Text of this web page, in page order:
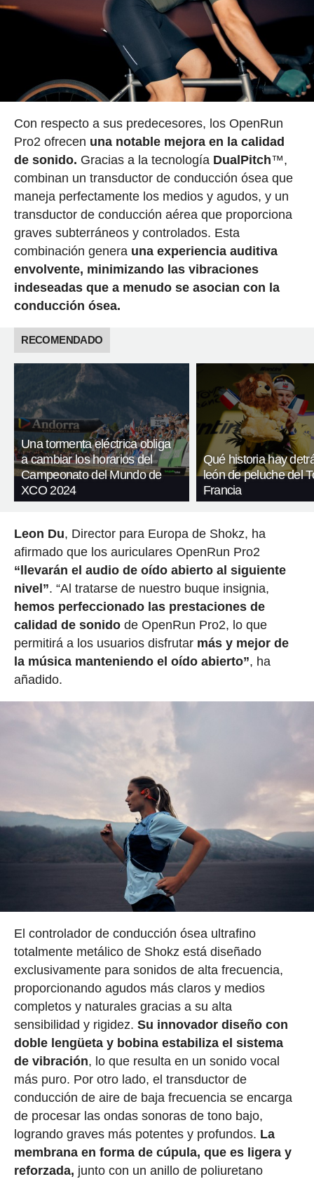
Con respecto a sus predecesores, los OpenRun
Pro2 ofrecen una notable mejora en la calidad
de sonido. Gracias a la tecnología DualPitch™,
combinan un transductor de conducción ósea que
maneja perfectamente los medios y agudos, y un
transductor de conducción aérea que proporciona
graves subterráneos y controlados. Esta
combinación genera una experiencia auditiva
envolvente, minimizando las vibraciones
indeseadas que a menudo se asocian con la
conducción ósea.
RECOMENDADO
Una tormenta eléctrica obliga
a cambiar los horarios del
Campeonato del Mundo de
XCO 2024
Qué historia hay
león de peluche del
Francia
Leon Du, Director para Europa de Shokz, ha
afirmado que los auriculares OpenRun Pro2
“llevarán el audio de oído abierto al siguiente
nivel”. “Al tratarse de nuestro buque insignia,
hemos perfeccionado las prestaciones de
calidad de sonidode OpenRun Pro2, lo que
permitirá a los usuarios disfrutar más y mejor de
la música manteniendo el oído abierto”, ha
añadido.
El controlador de conducción ósea ultrafino
totalmente metálico de Shokz está diseñado
exclusivamente para sonidos de alta frecuencia,
proporcionando agudos más claros y medios
completos y naturales gracias a su alta
sensibilidad y rigidez. Su innovador diseño con
doble lengüeta y bobina estabiliza el sistema
de vibración, lo que resulta en un sonido vocal
más puro. Por otro lado, el transductor de
conducción de aire de baja frecuencia se encarga
de procesar las ondas sonoras de tono bajo,
logrando graves más potentes y profundos. La
membrana en forma de cúpula, que es ligera y
reforzada, junto con un anillo de poliuretano